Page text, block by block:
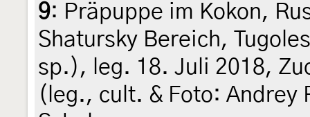
9: Präpuppe im Kokon,
Shatursky Bereich,
sp.), leg. 18. Juli 2018,
(leg., cult. & Foto: Andrey